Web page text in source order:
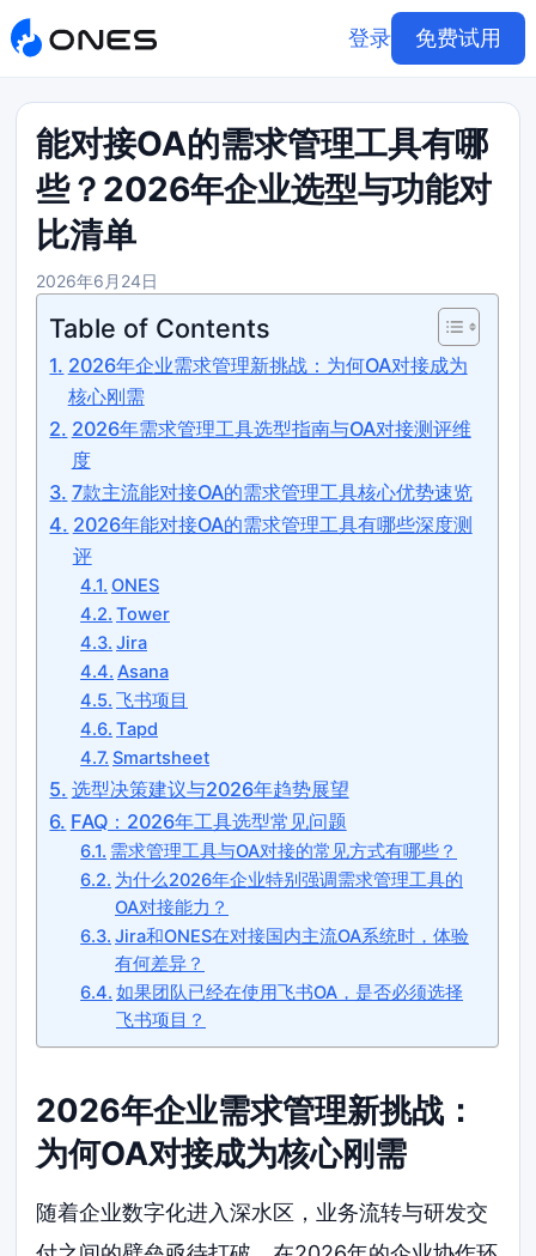
登录 免费试用
能对接OA的需求管理工具有哪
些？2026年企业选型与功能对
比清单
2026年6月24日
Table of Contents
2026年企业需求管理新挑战：为何OA对接成为
核心刚需
2026年需求管理工具选型指南与OA对接测评维
度
7款主流能对接OA的需求管理工具核心优势速览
2026年能对接OA的需求管理工具有哪些深度测
评
ONES
Tower
Jira
Asana
飞书项目
Tapd
Smartsheet
选型决策建议与2026年趋势展望
FAQ：2026年工具选型常见问题
需求管理工具与OA对接的常见方式有哪些？
为什么2026年企业特别强调需求管理工具的
OA对接能力？
Jira和ONES在对接国内主流OA系统时，体验
有何差异？
如果团队已经在使用飞书OA，是否必须选择
飞书项目？
2026年企业需求管理新挑战：
为何OA对接成为核心刚需
随着企业数字化进入深水区，业务流转与研发交